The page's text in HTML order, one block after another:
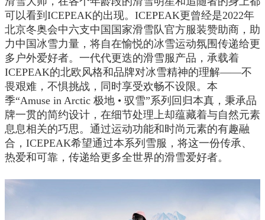
可以看到ICEPEAK的出现。ICEPEAK更曾经是2022年
北京冬奥会中六支中国国家滑雪队官方服装赞助商，助
力中国冰雪力量，将自在愉悦的冰雪运动氛围传递给更
多户外爱好者。一代代更迭的滑雪服产品，承载着
ICEPEAK的北欧风格和品牌对冰雪精神的理解——不
畏艰难，不惧挑战，同时享受欢畅不设限。本
季“Amuse in Arctic 极地 • 驭雪”系列回归本真，秉承品
牌一贯的简约设计，在细节处理上却蕴藏着与自然元素
息息相关的巧思。通过运动功能和时尚元素的有趣融
合，ICEPEAK希望通过本系列雪服，将这一份传承、
热爱和可靠，传递给更多全世界的滑雪爱好者。